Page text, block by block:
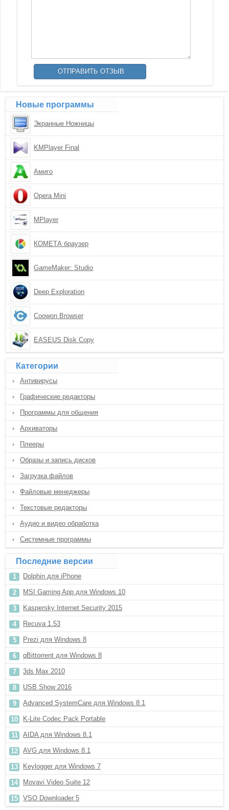
Новые программы
Экранные Ножницы
KMPlayer Final
Амиго
Opera Mini
MPlayer
КОМЕТА браузер
GameMaker: Studio
Deep Exploration
Coowon Browser
EASEUS Disk Copy
Категории
Антивирусы
Графические редакторы
Программы для общения
Архиваторы
Плееры
Образы и запись дисков
Загрузка файлов
Файловые менеджеры
Текстовые редакторы
Аудио и видео обработка
Системные программы
Последние версии
Dolphin для iPhone
MSI Gaming App для Windows 10
Kaspersky Internet Security 2015
Recuva 1.53
Prezi для Windows 8
qBittorrent для Windows 8
3ds Max 2010
USB Show 2016
Advanced SystemCare для Windows 8.1
K-Lite Codec Pack Portable
AIDA для Windows 8.1
AVG для Windows 8.1
Keylogger для Windows 7
Movavi Video Suite 12
VSO Downloader 5